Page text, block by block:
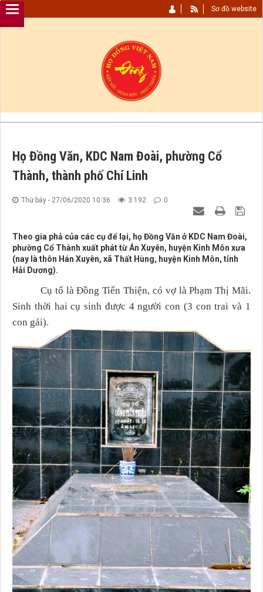
Sơ đồ website
Họ Đồng Văn, KDC Nam Đoài, phường Cổ
Thành, thành phố Chí Linh
Thứ bảy - 27/06/2020 10:36 3.192 0
Theo gia phả của các cụ để lại, họ Đồng Văn ở KDC Nam Đoài,
phường Cổ Thành xuất phát từ Án Xuyên, huyện Kinh Môn xưa
(nay là thôn Hán Xuyên, xã Thất Hùng, huyện Kinh Môn, tỉnh
Hải Dương).
Cụ tổ là Đồng Tiến Thiện, có vợ là Phạm Thị Mãi.
Sinh thời hai cụ sinh được 4 người con (3 con trai và 1
con gái).